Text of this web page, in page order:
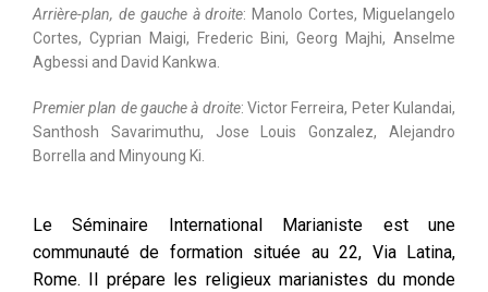
Arrière-plan, de gauche à droite: Manolo Cortes, Miguelangelo
Cortes, Cyprian Maigi, Frederic Bini, Georg Majhi, Anselme
Agbessi and David Kankwa.
Premier plan de gauche à droite: Victor Ferreira, Peter Kulandai,
Santhosh Savarimuthu, Jose Louis Gonzalez, Alejandro
Borrella and Minyoung Ki.
Le Séminaire International Marianiste est une
communauté de formation située au 22, Via Latina,
Rome. Il prépare les religieux marianistes du monde